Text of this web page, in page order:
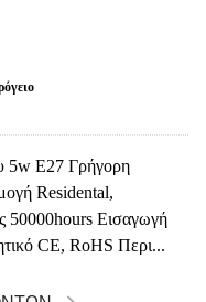
5w E27 Γρήγορη
Residental,
50000hours Εισαγωγή
CE, RoHS Περι...